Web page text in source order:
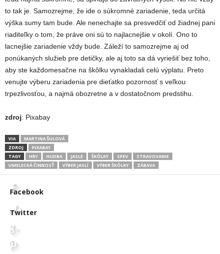
to tak je. Samozrejme, že ide o súkromné zariadenie, teda určitá
výška sumy tam bude. Ale nenechajte sa presvedčiť od žiadnej pani
riaditeľky o tom, že práve oni sú to najlacnejšie v okolí. Ono to
lacnejšie zariadenie vždy bude. Záleží to samozrejme aj od
ponúkaných služieb pre detičky, ale aj toto sa dá vyriešiť bez toho,
aby ste každomesačne na škôlku vynakladali celú výplatu. Preto
venujte výberu zariadenia pre dieťatko pozornosť s veľkou
trpezlivosťou, a najmä obozretne a v dostatočnom predstihu.
zdroj: Pixabay
VIA
MARTINA ŠULOVÁ
ZDROJ
PIXABAY
TAGY
HRY HUDBA JASLE ŠKÔLKY SPEV
STRAVOVANIE
UMELECKÁ ČINNOSŤ
VÝBER JASLÍ VÝBER ŠKÔLKY ZÁBAVA
Facebook
Twitter